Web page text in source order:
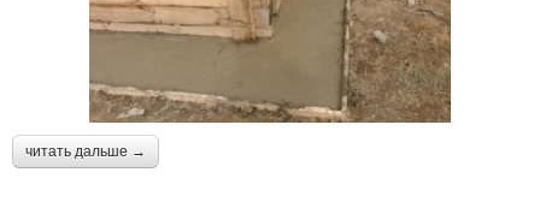
читать дальше →